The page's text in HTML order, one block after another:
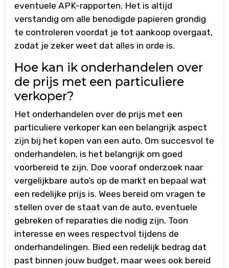
eventuele APK-rapporten. Het is altijd
verstandig om alle benodigde papieren grondig
te controleren voordat je tot aankoop overgaat,
zodat je zeker weet dat alles in orde is.
Hoe kan ik onderhandelen over
de prijs met een particuliere
verkoper?
Het onderhandelen over de prijs met een
particuliere verkoper kan een belangrijk aspect
zijn bij het kopen van een auto. Om succesvol te
onderhandelen, is het belangrijk om goed
voorbereid te zijn. Doe vooraf onderzoek naar
vergelijkbare auto’s op de markt en bepaal wat
een redelijke prijs is. Wees bereid om vragen te
stellen over de staat van de auto, eventuele
gebreken of reparaties die nodig zijn. Toon
interesse en wees respectvol tijdens de
onderhandelingen. Bied een redelijk bedrag dat
past binnen jouw budget, maar wees ook bereid